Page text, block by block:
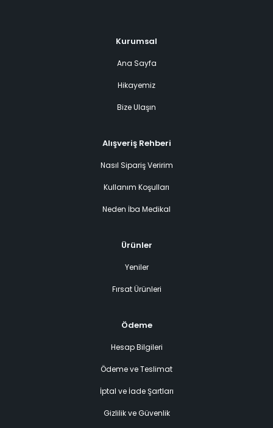
Kurumsal
Ana Sayfa
Hikayemiz
Bize Ulaşın
Alışveriş Rehberi
Nasıl Sipariş Veririm
Kullanım Koşulları
Neden İba Medikal
Ürünler
Yeniler
Fırsat Ürünleri
Ödeme
Hesap Bilgileri
Ödeme ve Teslimat
İptal ve İade Şartları
Gizlilik ve Güvenlik